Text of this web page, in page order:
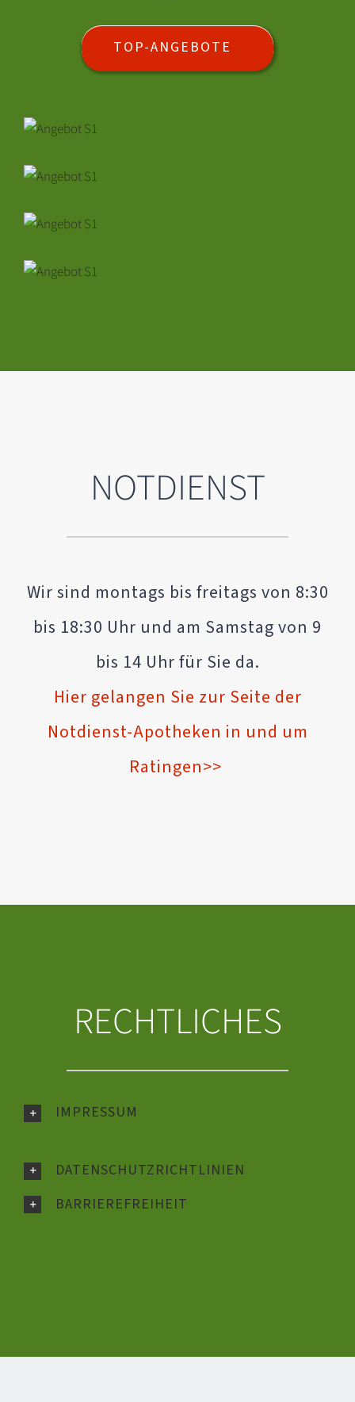
TOP-ANGEBOTE
NOTDIENST
Wir sind montags bis freitags von 8:30
bis 18:30 Uhr und am Samstag von 9
bis 14 Uhr für Sie da.
Hier gelangen Sie zur Seite der
Notdienst-Apotheken in und um
Ratingen>>
RECHTLICHES
IMPRESSUM
DATENSCHUTZRICHTLINIEN
BARRIEREFREIHEIT